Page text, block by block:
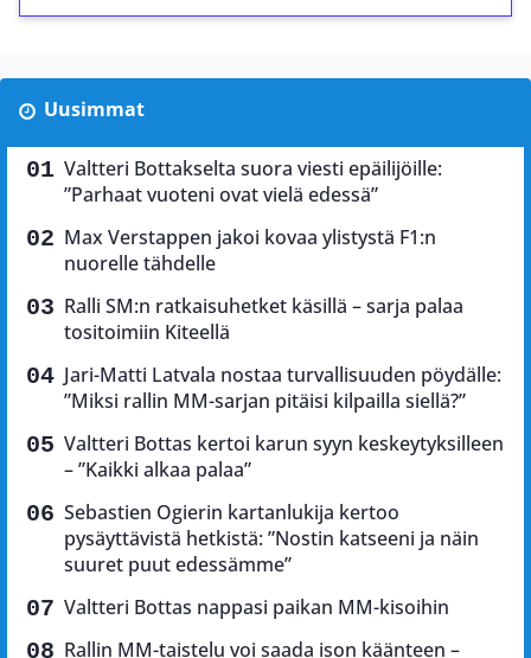
Uusimmat
Valtteri Bottakselta suora viesti epäilijöille:
”Parhaat vuoteni ovat vielä edessä”
Max Verstappen jakoi kovaa ylistystä F1:n
nuorelle tähdelle
Ralli SM:n ratkaisuhetket käsillä – sarja palaa
tositoimiin Kiteellä
Jari-Matti Latvala nostaa turvallisuuden pöydälle:
”Miksi rallin MM-sarjan pitäisi kilpailla siellä?”
Valtteri Bottas kertoi karun syyn keskeytyksilleen
– ”Kaikki alkaa palaa”
Sebastien Ogierin kartanlukija kertoo
pysäyttävistä hetkistä: ”Nostin katseeni ja näin
suuret puut edessämme”
Valtteri Bottas nappasi paikan MM-kisoihin
Rallin MM-taistelu voi saada ison käänteen –